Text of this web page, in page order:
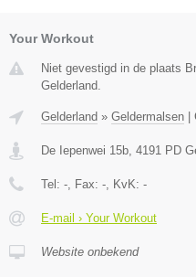
Your Workout
Niet gevestigd in de plaats
Gelderland.
Gelderland » Geldermalsen
De Iepenwei 15b, 4191 PD
Tel: -, Fax: -, KvK: -
E-mail › Your Workout
Website onbekend